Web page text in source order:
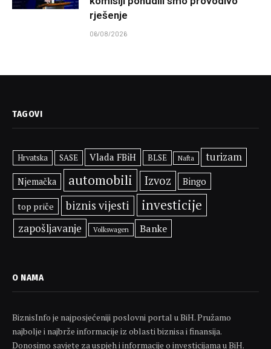
rješenje
06/08/2026
TAGOVI
Hrvatska SASE Vlada FBiH BLSE Nafta turizam
Njemačka automobili Izvoz Bingo
top priče biznis vijesti investicije
zapošljavanje Volkswagen Banke
O NAMA
BiznisInfo je najposjećeniji poslovni portal u BiH. Pružamo
najbolje i najbrže informacije iz oblasti biznisa i finansija.
Donosimo savjete za uspjeh i informacije o investicijama u BiH.